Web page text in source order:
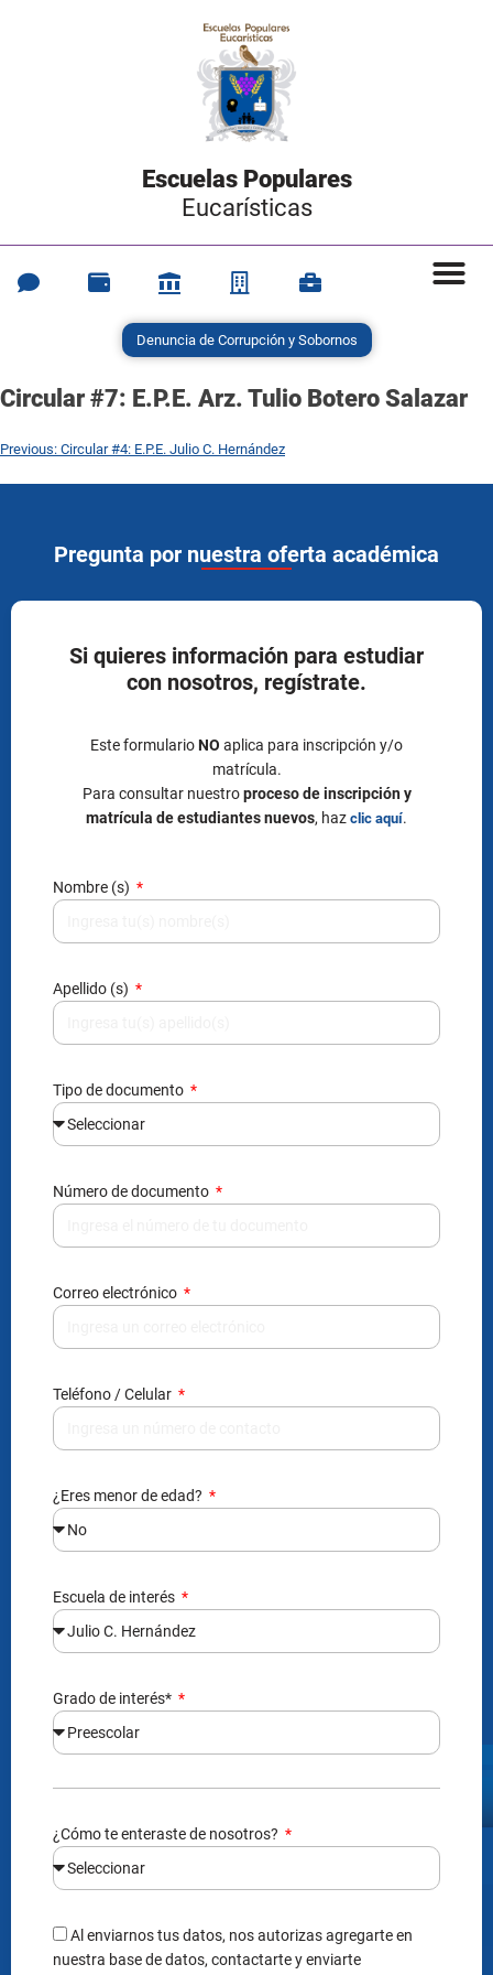
Escuelas Populares
Eucarísticas
Denuncia de Corrupción y Sobornos
Circular #7: E.P.E. Arz. Tulio Botero Salazar
Previous: Circular #4: E.P.E. Julio C. Hernández
Pregunta por nuestra oferta académica
Si quieres información para estudiar
con nosotros, regístrate.
Este formularioNO aplica para inscripción y/o
matrícula.
Para consultar nuestroproceso de inscripción y
matrícula de estudiantes nuevos, haz clic aquí.
Nombre (s)
Apellido (s)
Tipo de documento
Número de documento
Correo electrónico
Teléfono / Celular
¿Eres menor de edad?
Escuela de interés
Grado de interés*
¿Cómo te enteraste de nosotros?
Al enviarnos tus datos, nos autorizas agregarte en
nuestra base de datos, contactarte y enviarte